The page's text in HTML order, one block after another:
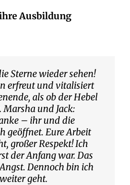
Ausbildung
Sterne wieder sehen!
erfreut und vitalisiert
als ob der Hebel
und Jack:
– ihr und die
geöffnet. Eure Arbeit
großer Respekt! Ich
der Anfang war. Das
Dennoch bin ich
geht.